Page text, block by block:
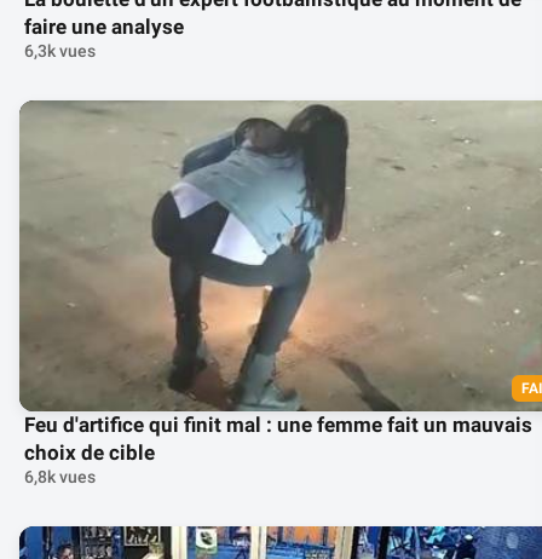
faire une analyse
6,3k vues
Feu d'artifice qui finit mal : une femme fait un mauvais
choix de cible
6,8k vues